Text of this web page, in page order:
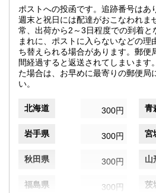
ポストへの投函です。追跡番号はあ
週末と祝日には配達がおこなわれま
常、出荷から2～3日程度での到着と
まれに、ポストに入らないなどの理
ち替えられる場合があります。郵便
間経過すると返送されてしまいます
た場合は、お早めに最寄りの郵便局
い。
北海道 300円 青
岩手県 300円 宮
秋田県 300円 山
福島県 300円 茨